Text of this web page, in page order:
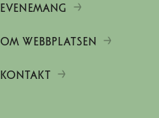
EVENEMANG
OM WEBBPLATSEN
KONTAKT